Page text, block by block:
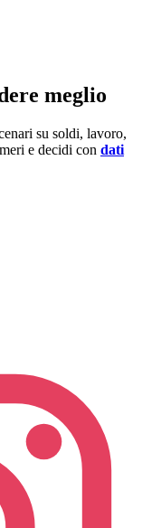
meglio
su soldi, lavoro,
e decidi con dati